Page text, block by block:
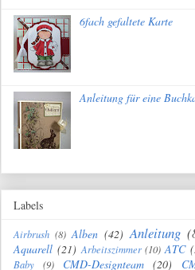
6fach gefaltete Karte
Anleitung für eine
Labels
Airbrush (8) Alben (42) Anleitung
Aquarell (21) Arbeitszimmer (10) ATC
Baby (9) CMD-Designteam (20)